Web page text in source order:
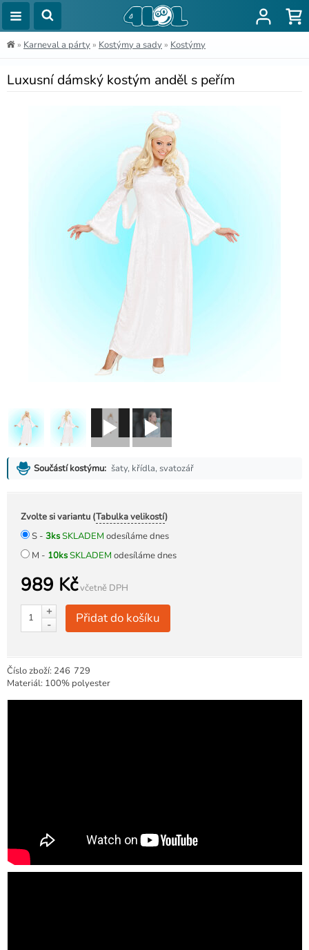
» Karneval a párty » Kostýmy a sady » Kostýmy
Luxusní dámský kostým anděl s peřím
Součástí kostýmu: šaty, křídla, svatozář
Zvolte si variantu (Tabulka velikostí)
S - 3ksSKLADEM odesíláme dnes
M - 10ksSKLADEM odesíláme dnes
989 Kčvčetně DPH
+
-
Přidat do košíku
Číslo zboží: 246 729
Materiál: 100% polyester